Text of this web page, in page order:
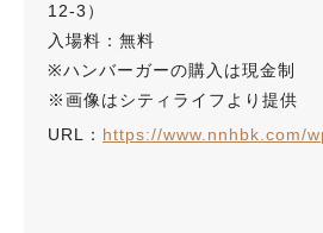
12-3）
入場料：無料
※ハンバーガーの購入は現金制
※画像はシティライフより提供
URL： https://www.nnhbk.com/